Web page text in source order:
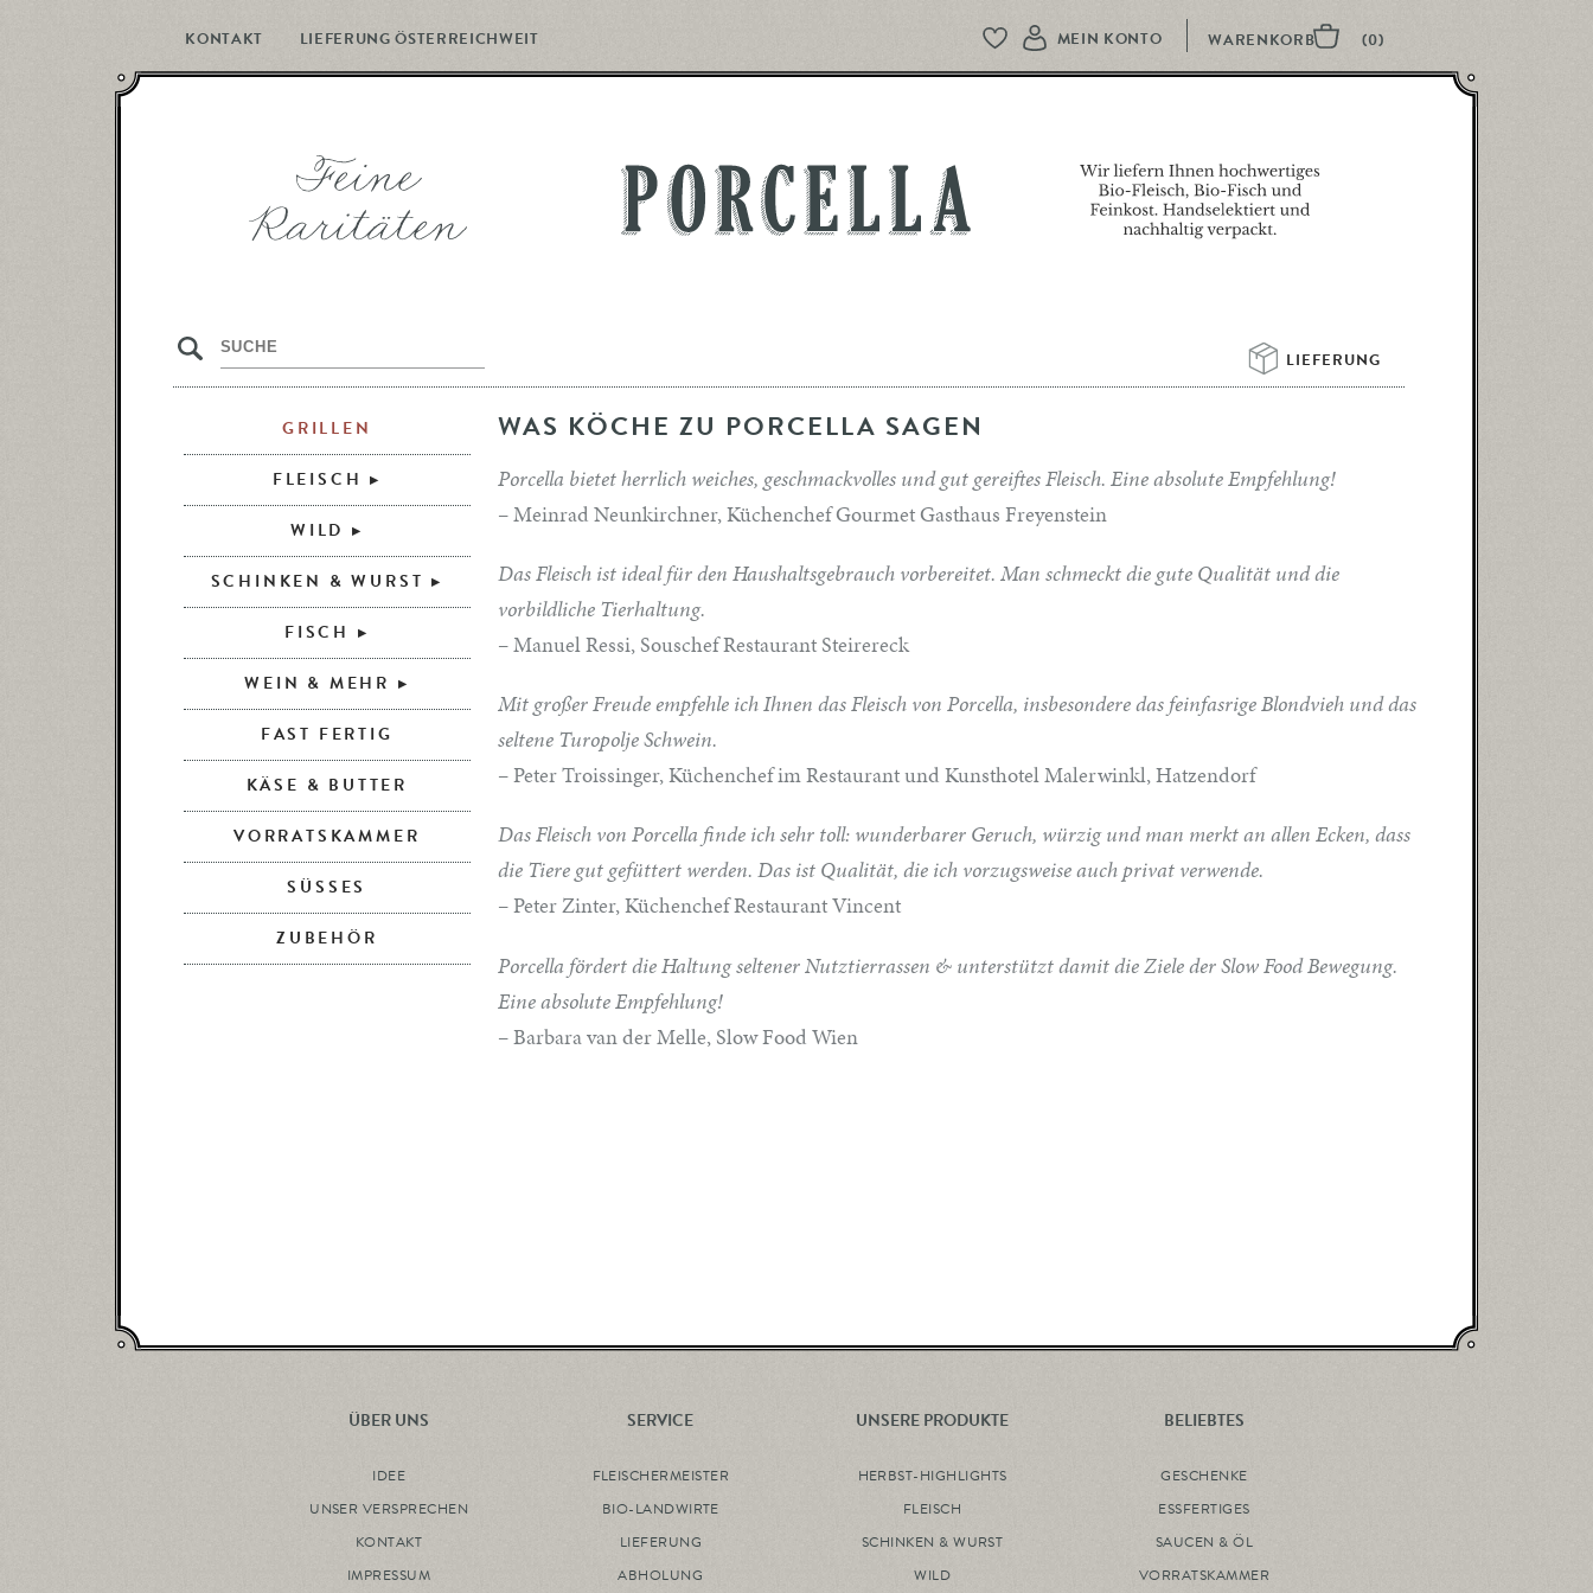
KONTAKT LIEFERUNG ÖSTERREICHWEIT
PORCELLA
MEIN KONTO
LIEFERUNG
s
WAS KÖCHE ZU PORCELLA SAGEN
Porcella bietet herrlich weiches, geschmackvolles und gut gereiftes Fleisch. Eine absolute Empfehlung!
– Meinrad Neunkirchner, Küchenchef Gourmet Gasthaus Freyenstein
Das Fleisch ist ideal für den Haushaltsgebrauch vorbereitet. Man schmeckt die gute Qualität und die
vorbildliche Tierhaltung.
– Manuel Ressi, Souschef Restaurant Steirereck
Mit großer Freude empfehle ich Ihnen das Fleisch von Porcella, insbesondere das feinfasrige Blondvieh und das
seltene Turopolje Schwein.
– Peter Troissinger, Küchenchef im Restaurant und Kunsthotel Malerwinkl, Hatzendorf
Das Fleisch von Porcella finde ich sehr toll: wunderbarer Geruch, würzig und man merkt an allen Ecken, dass
die Tiere gut gefüttert werden. Das ist Qualität, die ich vorzugsweise auch privat verwende.
– Peter Zinter, Küchenchef Restaurant Vincent
Porcella fördert die Haltung seltener Nutztierrassen & unterstützt damit die Ziele der Slow Food Bewegung.
Eine absolute Empfehlung!
– Barbara van der Melle, Slow Food Wien
GRILLEN
FLEISCH
WILD
SCHINKEN & WURST
FISCH
WEIN & MEHR
FAST FERTIG
KÄSE & BUTTER
VORRATSKAMMER
SÜSSES
ZUBEHÖR
ÜBER UNS
IDEE
UNSER VERSPRECHEN
KONTAKT
IMPRESSUM
SERVICE
FLEISCHERMEISTER
BIO-LANDWIRTE
LIEFERUNG
ABHOLUNG
UNSERE PRODUKTE
HERBST-HIGHLIGHTS
FLEISCH
SCHINKEN & WURST
WILD
BELIEBTES
GESCHENKE
ESSFERTIGES
SAUCEN & ÖL
VORRATSKAMMER